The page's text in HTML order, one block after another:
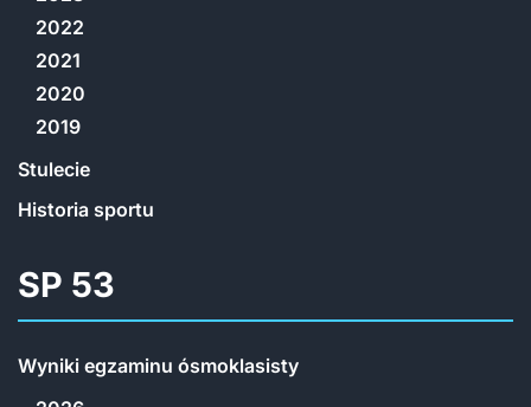
2022
2021
2020
2019
Stulecie
Historia sportu
SP 53
Wyniki egzaminu ósmoklasisty